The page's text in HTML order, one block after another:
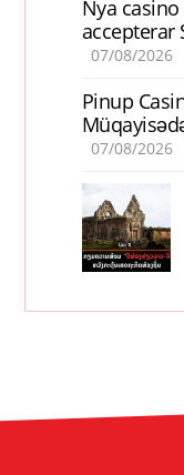
Nya
accepterar
07/08/2026
Pinup
07/08/2026